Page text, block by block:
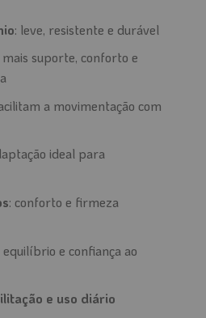
: leve, resistente e durável
mais suporte, conforto e
a movimentação com
ideal para
: conforto e firmeza
e confiança ao
e uso diário